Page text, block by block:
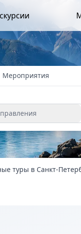
Мероприятия
туры в Санкт-